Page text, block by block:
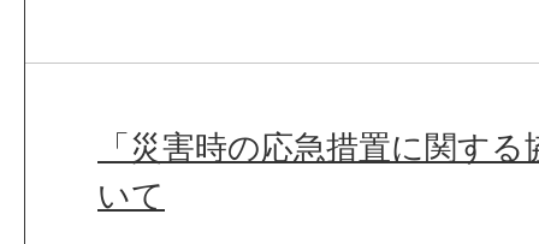
「災害時の応急措置に関す
いて